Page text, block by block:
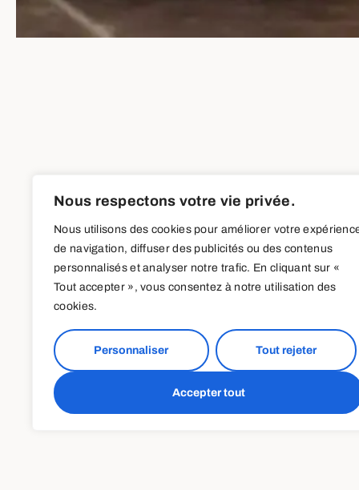
Nous respectons votre vie privée.
Nous utilisons des cookies pour améliorer votre
de navigation, diffuser des publicités ou des contenus
personnalisés et analyser notre trafic. En cliquant sur «
Tout accepter », vous consentez à notre utilisation des
cookies.
Personnaliser Tout rejeter
Accepter tout